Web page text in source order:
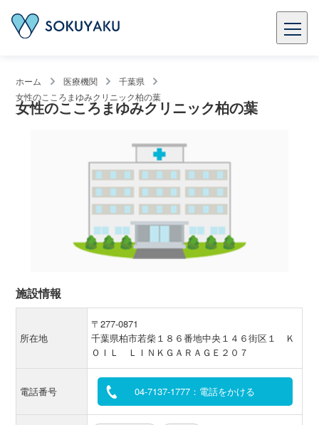
ホーム 医療機関
千葉県
女性のこころまゆみクリニック柏の葉
女性のこころまゆみクリニック柏の葉
施設情報
所在地
〒277-0871
千葉県柏市若柴１８６番地中央１４６街区１ Ｋ
ＯＩＬ ＬＩＮＫＧＡＲＡＧＥ２０７
電話番号 04-7137-1777：電話をかける